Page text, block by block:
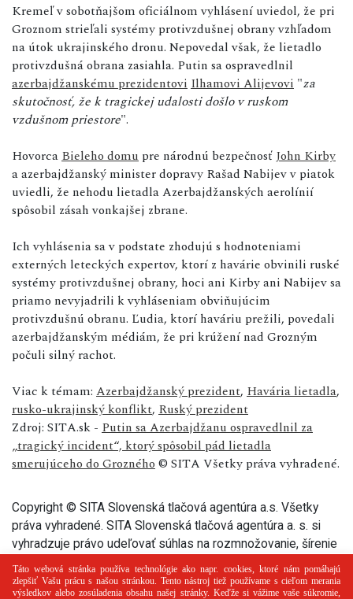
Kremeľ v sobotňajšom oficiálnom vyhlásení uviedol, že pri
Groznom strieľali systémy protivzdušnej obrany vzhľadom
na útok ukrajinského dronu. Nepovedal však, že lietadlo
protivzdušná obrana zasiahla. Putin sa ospravedlnil
azerbajdžanskému prezidentovi Ilhamovi Alijevovi "za
skutočnosť, že k tragickej udalosti došlo v ruskom
vzdušnom priestore".
Hovorca Bieleho domu pre národnú bezpečnosť John Kirby
a azerbajdžanský minister dopravy Rašad Nabijev v piatok
uviedli, že nehodu lietadla Azerbajdžanských aerolínií
spôsobil zásah vonkajšej zbrane.
Ich vyhlásenia sa v podstate zhodujú s hodnoteniami
externých leteckých expertov, ktorí z havárie obvinili ruské
systémy protivzdušnej obrany, hoci ani Kirby ani Nabijev sa
priamo nevyjadrili k vyhláseniam obviňujúcim
protivzdušnú obranu. Ľudia, ktorí haváriu prežili, povedali
azerbajdžanským médiám, že pri krúžení nad Grozným
počuli silný rachot.
Viac k témam: Azerbajdžanský prezident, Havária lietadla,
rusko-ukrajinský konflikt, Ruský prezident
Zdroj: SITA.sk - Putin sa Azerbajdžanu ospravedlnil za
„tragický incident“, ktorý spôsobil pád lietadla
smerujúceho do Grozného © SITA Všetky práva vyhradené.
Copyright © SITA Slovenská tlačová agentúra a.s. Všetky
práva vyhradené. SITA Slovenská tlačová agentúra a. s. si
vyhradzuje právo udeľovať súhlas na rozmnožovanie, šírenie